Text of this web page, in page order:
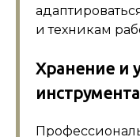
и техникам
Хранение и